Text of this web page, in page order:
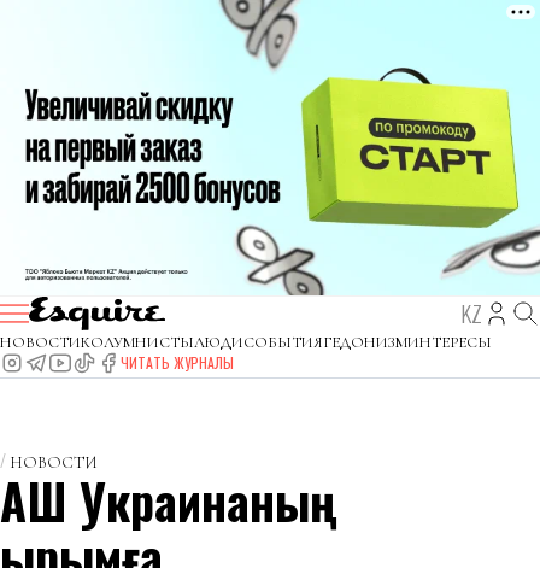
KZ
НОВОСТИКОЛУМНИСТЫЛЮДИСОБЫТИЯГЕДОНИЗМИНТЕРЕСЫ
ЧИТАТЬ ЖУРНАЛЫ
НОВОСТИ
АҚШ Украинаның